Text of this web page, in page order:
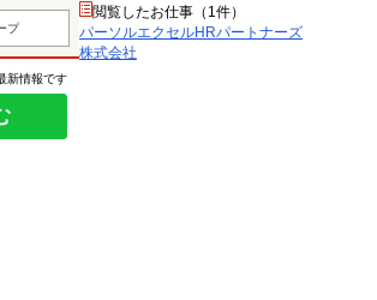
プ
新情報です
閲覧したお仕事（1件）
パーソルエクセルHRパートナーズ
株式会社